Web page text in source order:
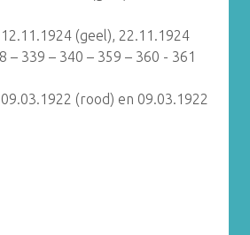
(geel), 22.11.1924
339 – 340 – 359 – 360 - 361
(rood) en 09.03.1922